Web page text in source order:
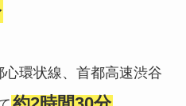
環状線、首都高速渋谷